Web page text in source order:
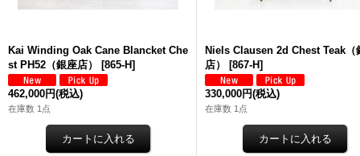
Kai Winding Oak Cane Blancket Che
st PH52（銀座店）
[865-H]
462,000円(税込)
在庫数 1点
Niels Clausen 2d Chest Teak（
店）
[867-H]
330,000円(税込)
在庫数 1点